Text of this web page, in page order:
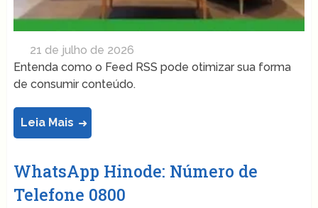
21 de julho de 2026
Entenda como o Feed RSS pode otimizar sua forma
de consumir conteúdo.
Leia Mais
WhatsApp Hinode: Número de
Telefone 0800